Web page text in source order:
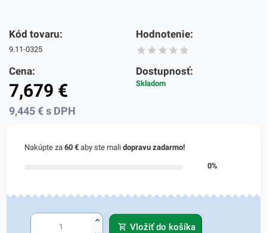
Kód tovaru:
9.11-0325
Hodnotenie:
Cena:
7,679 €
9,445€ s DPH
Dostupnosť:
Skladom
Nakúpte za60 € aby ste malidopravu zadarmo!
0%
Vložiť do košíka